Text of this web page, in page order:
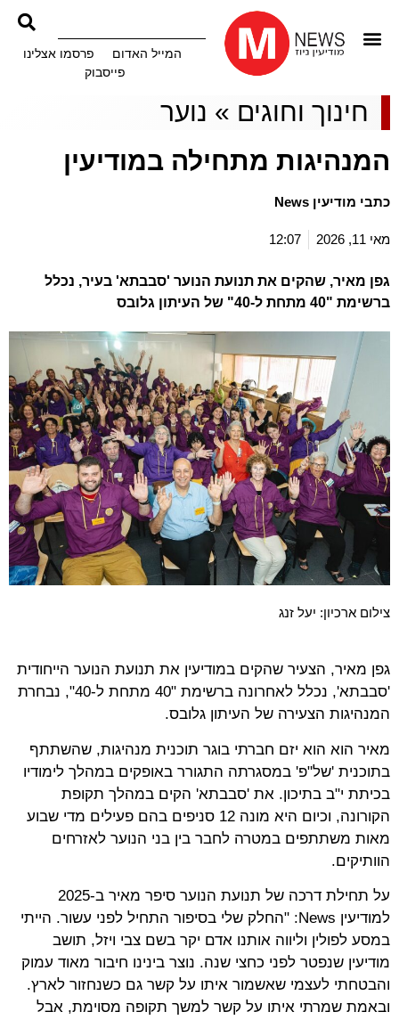
המייל האדום
פרסמו אצלינו
פייסבוק
חינוך וחוגים » נוער
המנהיגות מתחילה במודיעין
כתבי מודיעין News
מאי 11, 2026 12:07
גפן מאיר, שהקים את תנועת הנוער 'סבבתא' בעיר, נכלל
ברשימת "40 מתחת ל-40" של העיתון גלובס
צילום ארכיון: יעל זנג
גפן מאיר, הצעיר שהקים במודיעין את תנועת הנוער הייחודית
'סבבתא', נכלל לאחרונה ברשימת "40 מתחת ל-40", נבחרת
המנהיגות הצעירה של העיתון גלובס.
מאיר הוא הוא יזם חברתי בוגר תוכנית מנהיגות, שהשתתף
בתוכנית 'של"פ' במסגרתה התגורר באופקים במהלך לימודיו
בכיתת י"ב בתיכון. את 'סבבתא' הקים במהלך תקופת
הקורונה, וכיום היא מונה 12 סניפים בהם פעילים מדי שבוע
מאות משתתפים במטרה לחבר בין בני הנוער לאזרחים
הוותיקים.
על תחילת דרכה של תנועת הנוער סיפר מאיר ב-2025
למודיעין News: "החלק שלי בסיפור התחיל לפני עשור. הייתי
במסע לפולין וליווה אותנו אדם יקר בשם צבי ויזל, תושב
מודיעין שנפטר לפני כחצי שנה. נוצר בינינו חיבור מאוד עמוק
והבטחתי לעצמי שאשמור איתו על קשר גם כשנחזור לארץ.
ובאמת שמרתי איתו על קשר למשך תקופה מסוימת, אבל